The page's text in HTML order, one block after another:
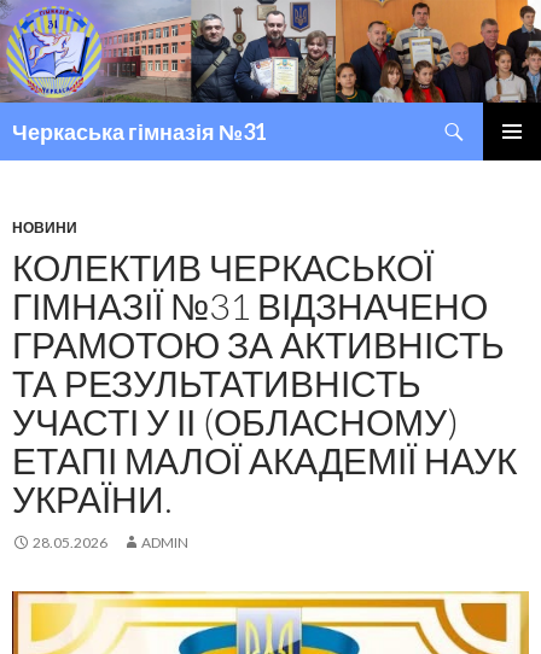
Черкаська гімназія №31
НОВИНИ
КОЛЕКТИВ ЧЕРКАСЬКОЇ
ГІМНАЗІЇ №31 ВІДЗНАЧЕНО
ГРАМОТОЮ ЗА АКТИВНІСТЬ
ТА РЕЗУЛЬТАТИВНІСТЬ
УЧАСТІ У ІІ (ОБЛАСНОМУ)
ЕТАПІ МАЛОЇ АКАДЕМІЇ НАУК
УКРАЇНИ.
28.05.2026 ADMIN